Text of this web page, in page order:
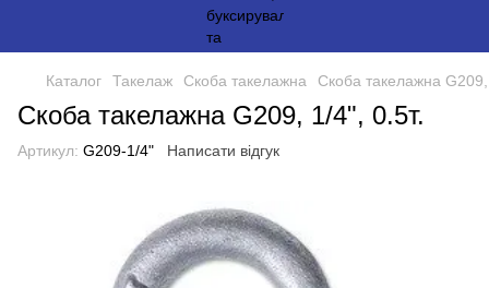
Каталог Такелаж Скоба такелажна Скоба такелажна
Скоба такелажна G209, 1/4", 0.5т.
Артикул: G209-1/4" Написати відгук